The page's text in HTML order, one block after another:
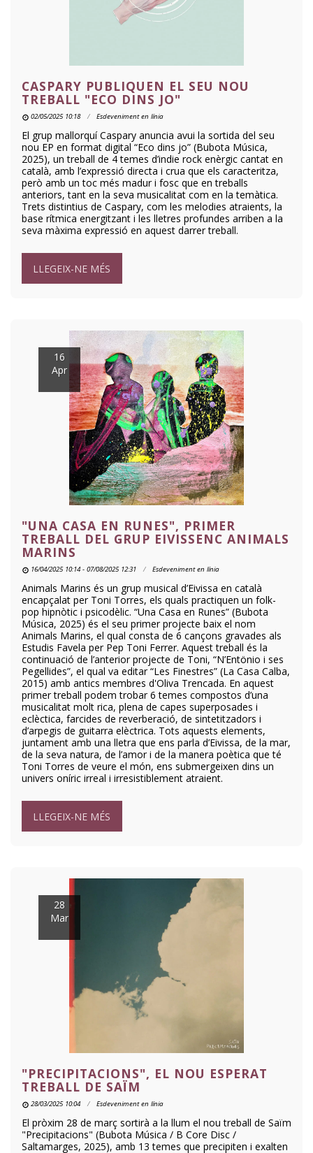
CASPARY PUBLIQUEN EL SEU NOU
TREBALL "ECO DINS JO"
02/05/2025 10:18 Esdeveniment en línia
El grup mallorquí Caspary anuncia avui la sortida del seu
nou EP en format digital “Eco dins jo” (Bubota Música,
2025), un treball de 4 temes d’indie rock enèrgic cantat en
català, amb l’expressió directa i crua que els caracteritza,
però amb un toc més madur i fosc que en treballs
anteriors, tant en la seva musicalitat com en la temàtica.
Trets distintius de Caspary, com les melodies atraients, la
base rítmica energitzant i les lletres profundes arriben a la
seva màxima expressió en aquest darrer treball.
LLEGEIX-NE MÉS
16
Apr
"UNA CASA EN RUNES", PRIMER
TREBALL DEL GRUP EIVISSENC ANIMALS
MARINS
16/04/2025 10:14 - 07/08/2025 12:31 Esdeveniment en línia
Animals Marins és un grup musical d’Eivissa en català
encapçalat per Toni Torres, els quals practiquen un folk-
pop hipnòtic i psicodèlic. “Una Casa en Runes” (Bubota
Música, 2025) és el seu primer projecte baix el nom
Animals Marins, el qual consta de 6 cançons gravades als
Estudis Favela per Pep Toni Ferrer. Aquest treball és la
continuació de l’anterior projecte de Toni, “N’Entönio i ses
Pegellides”, el qual va editar “Les Finestres” (La Casa Calba,
2015) amb antics membres d'Oliva Trencada. En aquest
primer treball podem trobar 6 temes compostos d’una
musicalitat molt rica, plena de capes superposades i
eclèctica, farcides de reverberació, de sintetitzadors i
d’arpegis de guitarra elèctrica. Tots aquests elements,
juntament amb una lletra que ens parla d’Eivissa, de la mar,
de la seva natura, de l’amor i de la manera poètica que té
Toni Torres de veure el món, ens submergeixen dins un
univers oníric irreal i irresistiblement atraient.
LLEGEIX-NE MÉS
28
Mar
"PRECIPITACIONS", EL NOU ESPERAT
TREBALL DE SAÏM
28/03/2025 10:04 Esdeveniment en línia
El pròxim 28 de març sortirà a la llum el nou treball de Saïm
"Precipitacions" (Bubota Música / B Core Disc /
Saltamarges, 2025), amb 13 temes que precipiten i exalten